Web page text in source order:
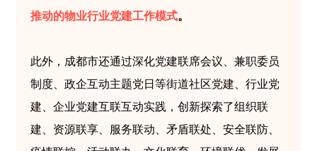
推动的物业行业党建工作模式。
此外，成都市还通过深化党建联席会议、兼职委员
制度、政企互动主题党日等街道社区党建、行业党
建、企业党建互联互动实践，创新探索了组织联
建、资源联享、服务联动、矛盾联处、安全联防、